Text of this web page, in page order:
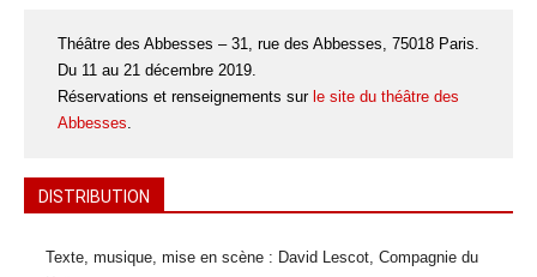
Théâtre des Abbesses – 31, rue des Abbesses, 75018 Paris.
Du 11 au 21 décembre 2019.
Réservations et renseignements sur le site du théâtre des
Abbesses.
DISTRIBUTION
Texte, musique, mise en scène : David Lescot, Compagnie du